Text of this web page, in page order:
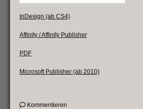
InDesign (ab CS4)
Affinity / Affinity Publisher
PDF
Microsoft Publisher (ab 2010)
Kommentierenon